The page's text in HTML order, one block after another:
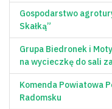
Gospodarstwo
Skałką”
Grupa Biedronek i
na wycieczkę do sali
Komenda Powiatowa
Radomsku